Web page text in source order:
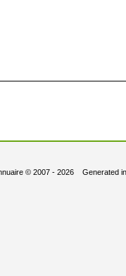
© 2007 - 2026 Generated